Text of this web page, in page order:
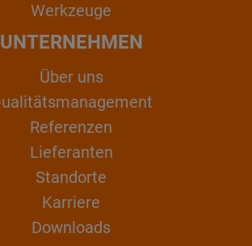
Werkzeuge
UNTERNEHMEN
Über uns
Referenzen
Lieferanten
Standorte
Karriere
Downloads